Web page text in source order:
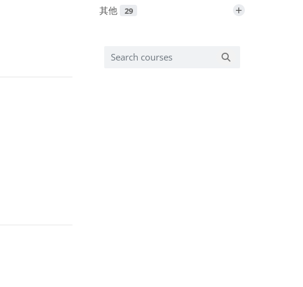
其他 29 +
Search courses